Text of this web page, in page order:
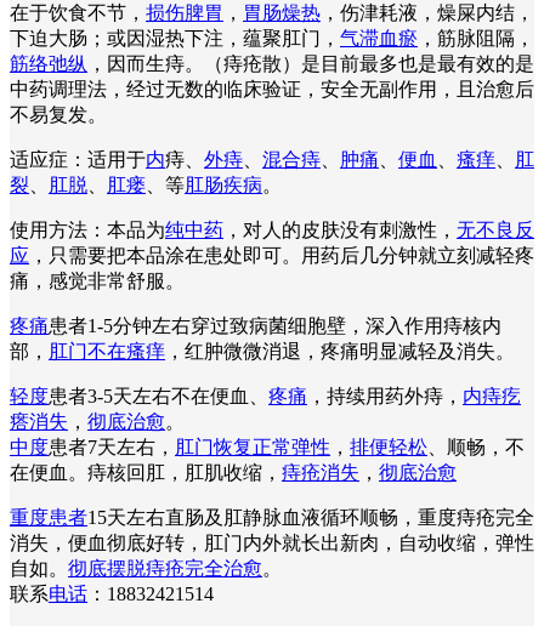
在于饮食不节， 损伤脾胃 ， 胃肠燥热 ，伤津耗液，燥屎内结，
下迫大肠；或因湿热下注，蕴聚肛门， 气滞血瘀 ，筋脉阻隔，
筋络弛纵 ，因而生痔。（痔疮散）是目前最多也是最有效的是
中药调理法，经过无数的临床验证，安全无副作用，且治愈后
不易复发。
适应症：适用于内痔、 外痔 混合痔 肿痛 便血 瘙痒
肛
裂
肛脱 肛瘘 、等肛肠疾病。
使用方法：本品为纯中药 ，对人的皮肤没有刺激性， 无不良反
应 ，只需要把本品涂在患处即可。用药后几分钟就立刻减轻疼
痛，感觉非常舒服。
疼痛患者1-5分钟左右穿过致病菌细胞壁，深入作用痔核内
部， 肛门不在瘙痒 ，红肿微微消退，疼痛明显减轻及消失。
轻度患者3-5天左右不在便血、 疼痛 ，持续用药外痔， 内痔疙
瘩消失 ， 彻底治愈。
中度患者7天左右， 肛门恢复正常弹性 ， 排便轻松 、顺畅，不
在便血。痔核回肛，肛肌收缩， 痔疮消失 ， 彻底治愈
重度患者15天左右直肠及肛静脉血液循环顺畅，重度痔疮完全
消失，便血彻底好转，肛门内外就长出新肉，自动收缩，弹性
自如。 彻底摆脱痔疮完全治愈。
联系电话 ：18832421514